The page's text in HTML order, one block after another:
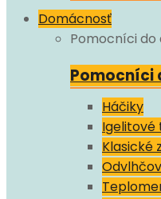
Domácnosť
Pomocníci
Pomocníci
Háčiky
Igelitové
Klasické